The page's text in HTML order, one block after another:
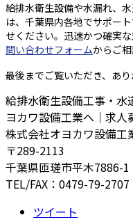
給排水衛生設備や水漏れ、
は、千葉県内各地でサポー
せください。迅速かつ確実
問い合わせフォームからご相
最後までご覧いただき、あり
給排水衛生設備工事・水
ヨカワ設備工業へ｜求人
株式会社オヨカワ設備工
〒289-2113
千葉県匝瑳市平木7886-1
TEL/FAX：0479-79-2707
ツイート